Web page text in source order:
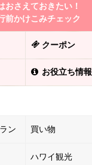
おさえておきたい！
前かけこみチェック
クーポン
お役立ち情報
ン 買い物
ハワイ観光